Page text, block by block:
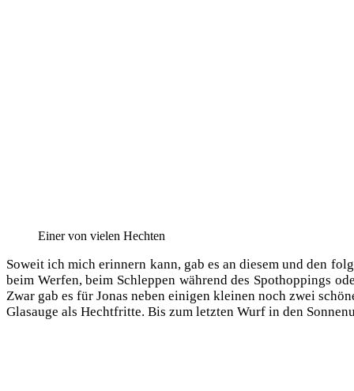
Einer von vie­len Hechten
Soweit ich mich erin­nern kann, gab es an die­sem und den
beim Wer­fen, beim Schlep­pen wäh­rend des Spo­thop­pings
Zwar gab es für Jonas neben eini­gen klei­nen noch zwei
Glas­au­ge als Hecht­frit­te. Bis zum letz­ten Wurf in den